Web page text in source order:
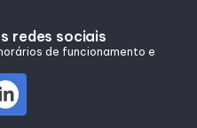
redes sociais
de funcionamento e